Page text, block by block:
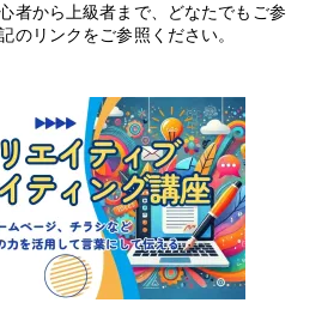
者から上級者まで、どなたでもご参
のリンクをご参照ください。